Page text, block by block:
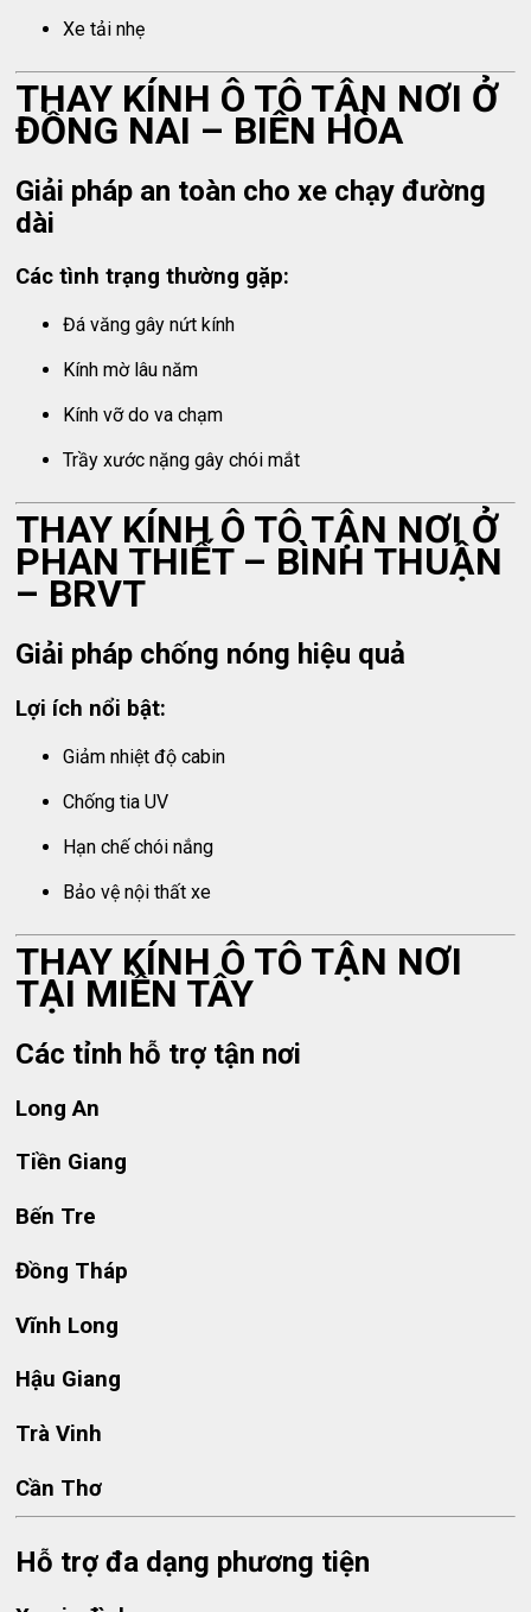
Xe tải nhẹ
THAY KÍNH Ô TÔ TẬN NƠI Ở
ĐỒNG NAI – BIÊN HÒA
Giải pháp an toàn cho xe chạy đường
dài
Các tình trạng thường gặp:
Đá văng gây nứt kính
Kính mờ lâu năm
Kính vỡ do va chạm
Trầy xước nặng gây chói mắt
THAY KÍNH Ô TÔ TẬN NƠI Ở
PHAN THIẾT – BÌNH THUẬN
– BRVT
Giải pháp chống nóng hiệu quả
Lợi ích nổi bật:
Giảm nhiệt độ cabin
Chống tia UV
Hạn chế chói nắng
Bảo vệ nội thất xe
THAY KÍNH Ô TÔ TẬN NƠI
TẠI MIỀN TÂY
Các tỉnh hỗ trợ tận nơi
Long An
Tiền Giang
Bến Tre
Đồng Tháp
Vĩnh Long
Hậu Giang
Trà Vinh
Cần Thơ
Hỗ trợ đa dạng phương tiện